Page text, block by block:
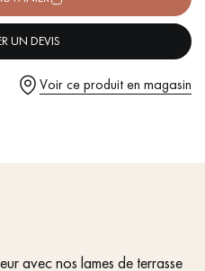
de votre parquet.
vous personnalisé
+ 15% en 1828 mm
UN DEVIS
Voir ce produit en magasin
avec nos lames de terrasse